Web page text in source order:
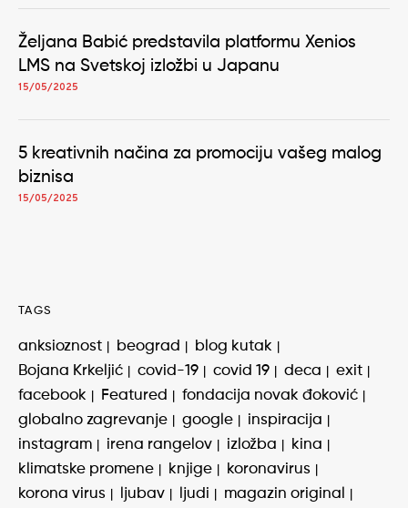
Željana Babić predstavila platformu Xenios
LMS na Svetskoj izložbi u Japanu
15/05/2025
5 kreativnih načina za promociju vašeg malog
biznisa
15/05/2025
TAGS
anksioznost beograd
blog kutak
Bojana Krkeljić
covid-19 covid 19 deca
exit
facebook
Featured
fondacija novak đoković
globalno zagrevanje
google
inspiracija
instagram
irena rangelov izložba
kina
klimatske promene
knjige
koronavirus
korona virus
ljubav ljudi
magazin original